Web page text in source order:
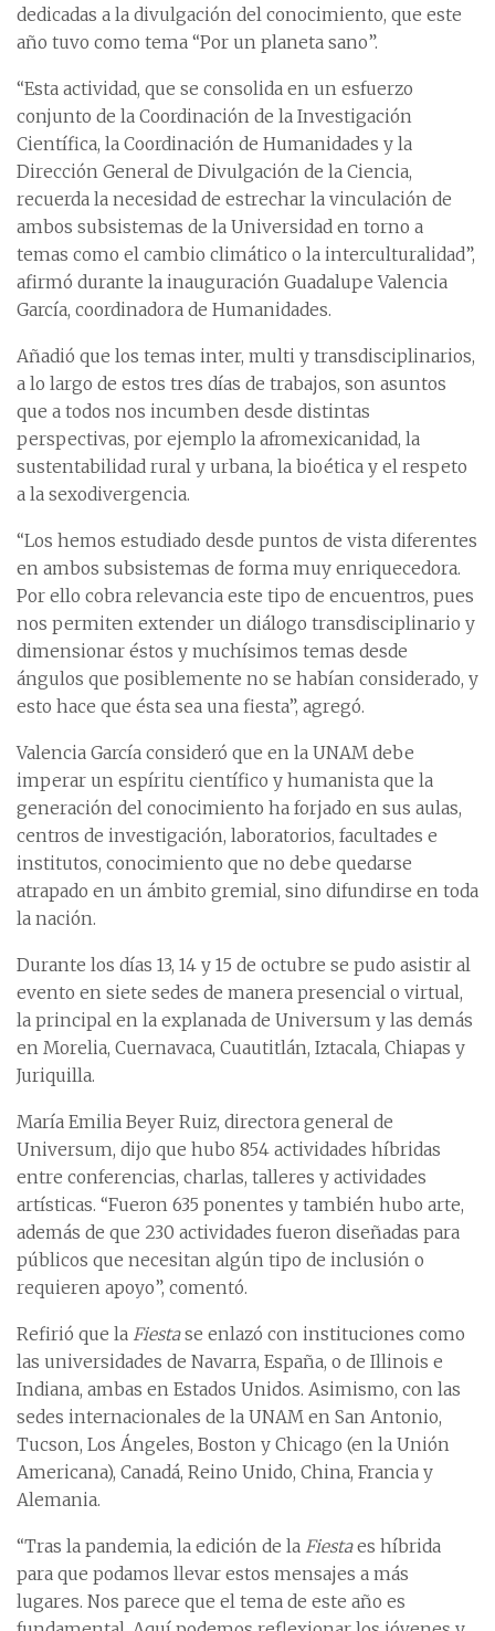
dedicadas a la divulgación del conocimiento, que este
año tuvo como tema “Por un planeta sano”.
“Esta actividad, que se consolida en un esfuerzo
conjunto de la Coordinación de la Investigación
Científica, la Coordinación de Humanidades y la
Dirección General de Divulgación de la Ciencia,
recuerda la necesidad de estrechar la vinculación de
ambos subsistemas de la Universidad en torno a
temas como el cambio climático o la interculturalidad”,
afirmó durante la inauguración Guadalupe Valencia
García, coordinadora de Humanidades.
Añadió que los temas inter, multi y transdisciplinarios,
a lo largo de estos tres días de trabajos, son asuntos
que a todos nos incumben desde distintas
perspectivas, por ejemplo la afromexicanidad, la
sustentabilidad rural y urbana, la bioética y el respeto
a la sexodivergencia.
“Los hemos estudiado desde puntos de vista diferentes
en ambos subsistemas de forma muy enriquecedora.
Por ello cobra relevancia este tipo de encuentros, pues
nos permiten extender un diálogo transdisciplinario y
dimensionar éstos y muchísimos temas desde
ángulos que posiblemente no se habían considerado, y
esto hace que ésta sea una fiesta”, agregó.
Valencia García consideró que en la UNAM debe
imperar un espíritu científico y humanista que la
generación del conocimiento ha forjado en sus aulas,
centros de investigación, laboratorios, facultades e
institutos, conocimiento que no debe quedarse
atrapado en un ámbito gremial, sino difundirse en toda
la nación.
Durante los días 13, 14 y 15 de octubre se pudo asistir al
evento en siete sedes de manera presencial o virtual,
la principal en la explanada de Universum y las demás
en Morelia, Cuernavaca, Cuautitlán, Iztacala, Chiapas y
Juriquilla.
María Emilia Beyer Ruiz, directora general de
Universum, dijo que hubo 854 actividades híbridas
entre conferencias, charlas, talleres y actividades
artísticas. “Fueron 635 ponentes y también hubo arte,
además de que 230 actividades fueron diseñadas para
públicos que necesitan algún tipo de inclusión o
requieren apoyo”, comentó.
Refirió que la Fiestase enlazó con instituciones como
las universidades de Navarra, España, o de Illinois e
Indiana, ambas en Estados Unidos. Asimismo, con las
sedes internacionales de la UNAM en San Antonio,
Tucson, Los Ángeles, Boston y Chicago (en la Unión
Americana), Canadá, Reino Unido, China, Francia y
Alemania.
“Tras la pandemia, la edición de la Fiestaes híbrida
para que podamos llevar estos mensajes a más
lugares. Nos parece que el tema de este año es